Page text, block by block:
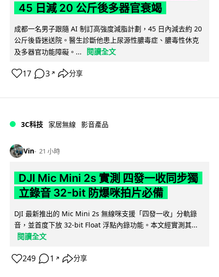
45 日減 20 公斤後多器官衰竭
成都一名男子跟隨 AI 制訂高強度減脂計劃，45 日內減去約 20
公斤後昏迷送院。醫生診斷他患上尿源性膿毒症、膿毒性休克
及多器官功能障礙。...
閱讀全文
17 3 ↗ 分享
3C科技 家居無線 影音產品
Vin 21 小時
DJI Mic Mini 2s 實測 四發一收同步獨
立錄音 32-bit 防爆咪拍片必備
DJI 最新推出的 Mic Mini 2s 無線咪支援「四發一收」分軌錄
音，並首度下放 32-bit Float 浮點內錄功能。本文經實測其...
閱讀全文
249 1 ↗ 分享